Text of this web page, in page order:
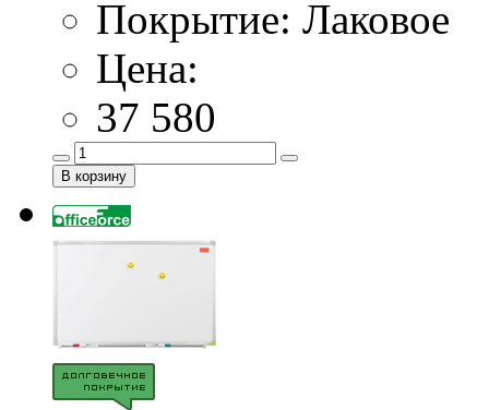
Покрытие: Лаковое
Цена:
37 580